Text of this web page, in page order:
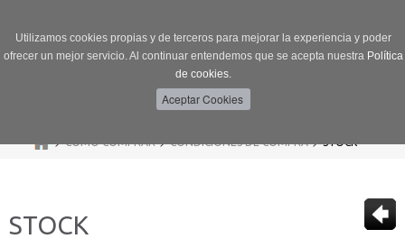
Utilizamos cookies propias y de terceros para mejorar la experiencia y poder
ofrecer un mejor servicio. Al continuar entendemos que se acepta nuestra Política
de cookies.
>CÓMO COMPRAR>CONDICIONES DE COMPRA>STOCK
STOCK